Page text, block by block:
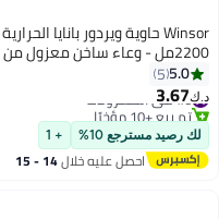
Winsor حاوية ويردور بانايا الحرارية
2200مل - وعاء ساخن معزول من
الفولاذ المقاوم للصدأ | حاويات تخزين
الطعام الحرارية | فضي
5.0
5
د.ك‏3.67
#6 في الكسرولات
تم بيع +10 مؤخرًا
#6 في الكسرولات
لك رصيد مسترجع 10% + 1
احصل عليه خلال 14 - 15